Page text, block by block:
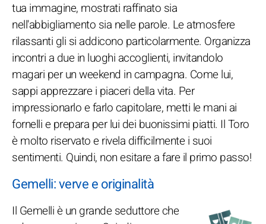
tua immagine, mostrati raffinato sia
nell'abbigliamento sia nelle parole. Le atmosfere
rilassanti gli si addicono particolarmente. Organizza
incontri a due in luoghi accoglienti, invitandolo
magari per un weekend in campagna. Come lui,
sappi apprezzare i piaceri della vita. Per
impressionarlo e farlo capitolare, metti le mani ai
fornelli e prepara per lui dei buonissimi piatti. Il Toro
è molto riservato e rivela difficilmente i suoi
sentimenti. Quindi, non esitare a fare il primo passo!
Gemelli: verve e originalità
Il Gemelli è un grande seduttore che